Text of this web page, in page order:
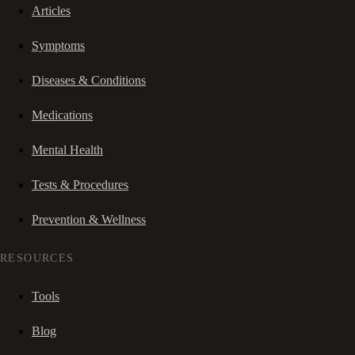
Articles
Symptoms
Diseases & Conditions
Medications
Mental Health
Tests & Procedures
Prevention & Wellness
RESOURCES
Tools
Blog